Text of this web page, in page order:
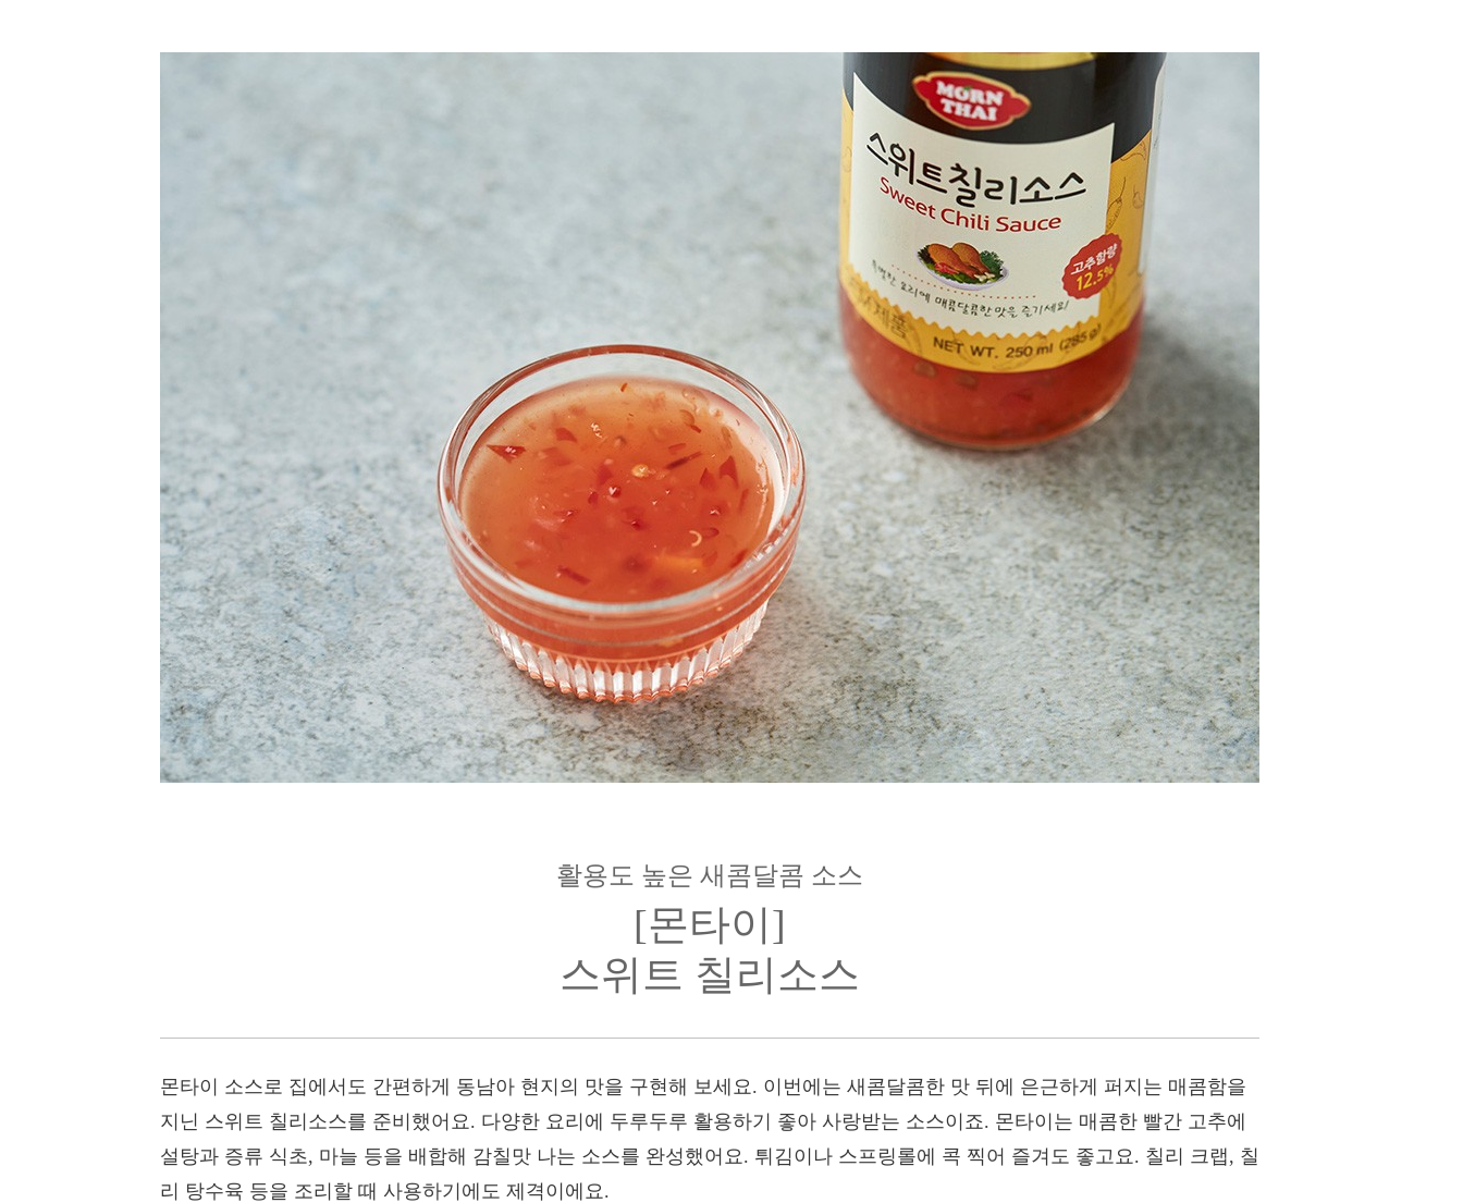
활용도 높은 새콤달콤 소스
[몬타이]
스위트 칠리소스
몬타이 소스로 집에서도 간편하게 동남아 현지의 맛을 구현해 보세요. 이번에는 새콤달콤한 맛 뒤에 은근하게 퍼지는 매콤함을
지닌 스위트 칠리소스를 준비했어요. 다양한 요리에 두루두루 활용하기 좋아 사랑받는 소스이죠. 몬타이는 매콤한 빨간 고추에
설탕과 증류 식초, 마늘 등을 배합해 감칠맛 나는 소스를 완성했어요. 튀김이나 스프링롤에 콕 찍어 즐겨도 좋고요. 칠리 크랩, 칠
리 탕수육 등을 조리할 때 사용하기에도 제격이에요.